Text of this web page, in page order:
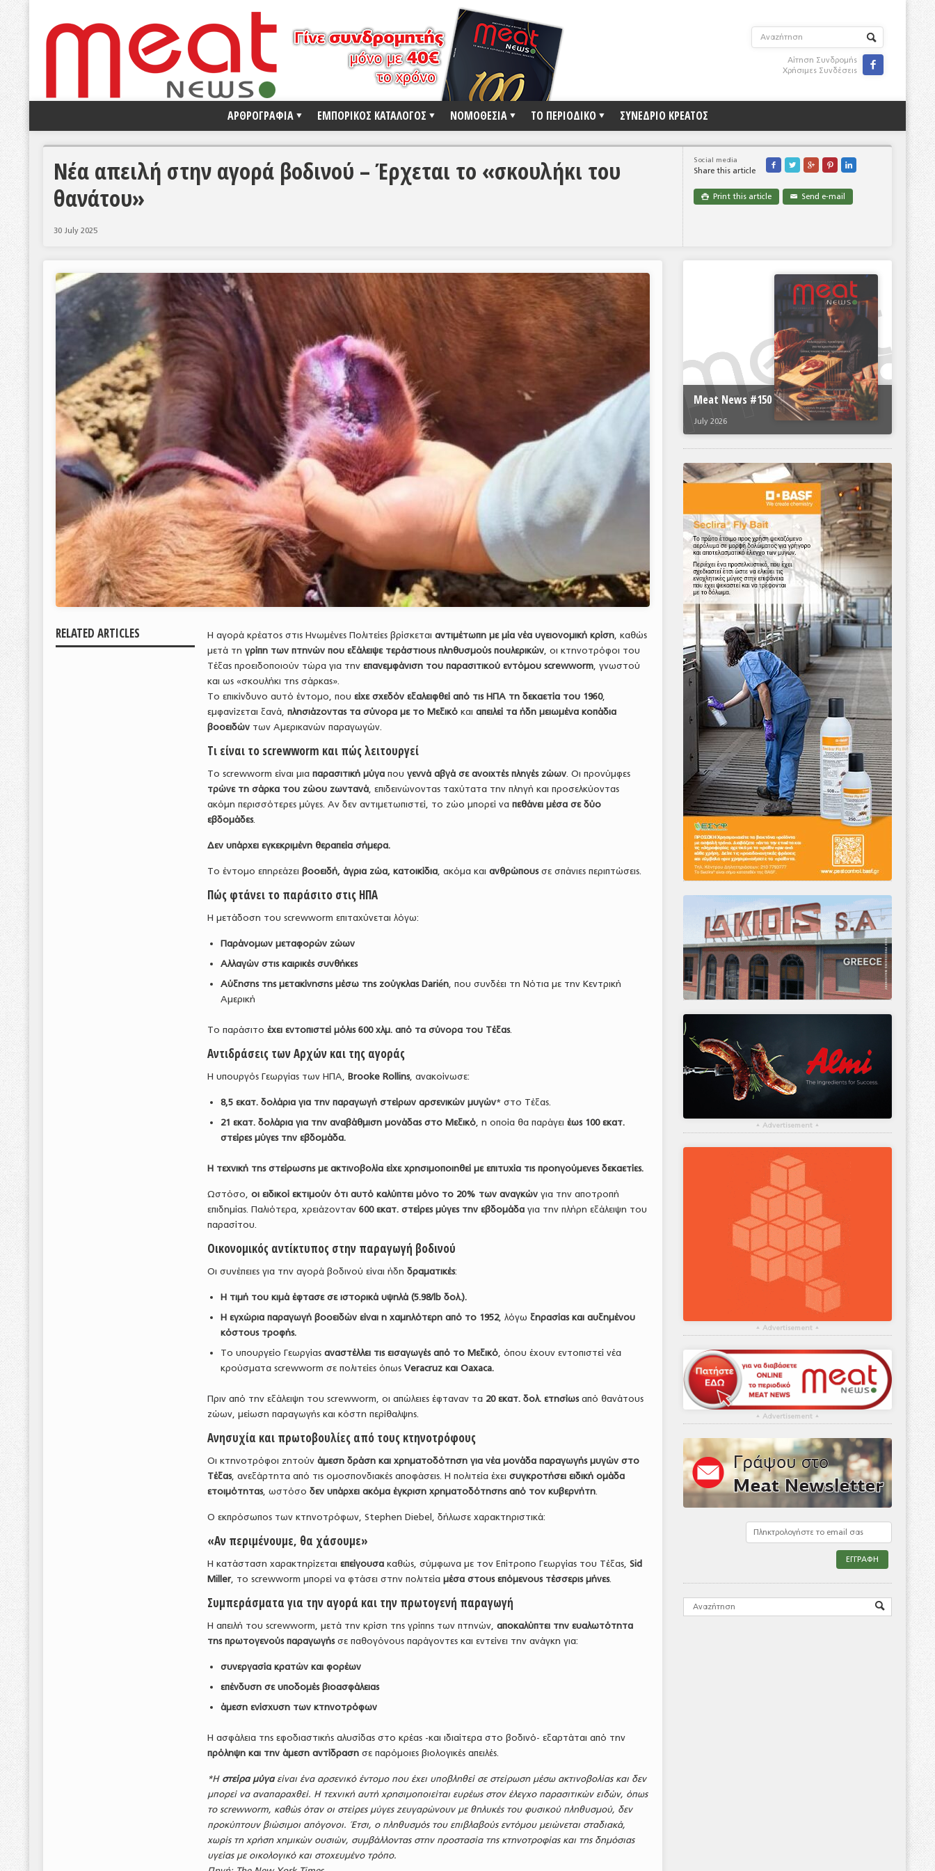
Αίτηση Συνδρομής
Χρήσιμες Συνδέσεις

ΑΡΘΡΟΓΡΑΦΙΑ ΕΜΠΟΡΙΚΟΣ ΚΑΤΑΛΟΓΟΣ ΝΟΜΟΘΕΣΙΑ ΤΟ ΠΕΡΙΟΔΙΚΟ ΣΥΝΕΔΡΙΟ ΚΡΕΑΤΟΣ
Social media
Share this article
    
 Print this article ✉ Send e-mail
Νέα απειλή στην αγορά βοδινού – Έρχεται το «σκουλήκι του
θανάτου»
30 July 2025
RELATED ARTICLES Η αγορά κρέατος στις Ηνωμένες Πολιτείες βρίσκεταιαντιμέτωπη με μία νέα υγειονομική κρίση, καθώς
μετά τηγρίπη των πτηνών που εξάλειψε τεράστιους πληθυσμούς πουλερικών, οι κτηνοτρόφοι του
Τέξας προειδοποιούν τώρα για τηνεπανεμφάνιση του παρασιτικού εντόμου screwworm, γνωστού
και ως «σκουλήκι της σάρκας».
Το επικίνδυνο αυτό έντομο, πουείχε σχεδόν εξαλειφθεί από τις ΗΠΑ τη δεκαετία του 1960,
εμφανίζεται ξανά,πλησιάζοντας τα σύνορα με το Μεξικό καιαπειλεί τα ήδη μειωμένα κοπάδια
βοοειδών των Αμερικανών παραγωγών.
Τι είναι το screwworm και πώς λειτουργεί
Το screwworm είναι μιαπαρασιτική μύγα πουγεννά αβγά σε ανοιχτές πληγές ζώων. Οι προνύμφες
τρώνε τη σάρκα του ζώου ζωντανά, επιδεινώνοντας ταχύτατα την πληγή και προσελκύοντας
ακόμη περισσότερες μύγες. Αν δεν αντιμετωπιστεί, το ζώο μπορεί ναπεθάνει μέσα σε δύο
εβδομάδες.
Δεν υπάρχει εγκεκριμένη θεραπεία σήμερα.
Το έντομο επηρεάζειβοοειδή, άγρια ζώα, κατοικίδια, ακόμα καιανθρώπουςσε σπάνιες περιπτώσεις.
Πώς φτάνει το παράσιτο στις ΗΠΑ
Η μετάδοση του screwworm επιταχύνεται λόγω:
Παράνομων μεταφορών ζώων
Αλλαγών στις καιρικές συνθήκες
Αύξησης της μετακίνησης μέσω της ζούγκλας Darién, που συνδέει τη Νότια με την Κεντρική
Αμερική
Το παράσιτοέχει εντοπιστεί μόλις 600 χλμ. από τα σύνορα του Τέξας.
Αντιδράσεις των Αρχών και της αγοράς
Η υπουργός Γεωργίας των ΗΠΑ, Brooke Rollins, ανακοίνωσε:
8,5 εκατ. δολάρια για την παραγωγή στείρων αρσενικών μυγών* στο Τέξας.
21 εκατ. δολάρια για την αναβάθμιση μονάδας στο Μεξικό, η οποία θα παράγειέως 100 εκατ.
στείρες μύγες την εβδομάδα.
Η τεχνική της στείρωσης με ακτινοβολία είχε χρησιμοποιηθεί με επιτυχία τις προηγούμενες δεκαετίες.
Ωστόσο,οι ειδικοί εκτιμούν ότι αυτό καλύπτει μόνο το 20% των αναγκών για την αποτροπή
επιδημίας. Παλιότερα, χρειάζονταν600 εκατ. στείρες μύγες την εβδομάδα για την πλήρη εξάλειψη του
παρασίτου.
Οικονομικός αντίκτυπος στην παραγωγή βοδινού
Οι συνέπειες για την αγορά βοδινού είναι ήδηδραματικές:
Η τιμή του κιμά έφτασε σε ιστορικά υψηλά (5.98/lb δολ.).
Η εγχώρια παραγωγή βοοειδών είναι η χαμηλότερη από το 1952, λόγωξηρασίας και αυξημένου
κόστους τροφής.
Το υπουργείο Γεωργίαςαναστέλλει τις εισαγωγές από το Μεξικό, όπου έχουν εντοπιστεί νέα
κρούσματα screwworm σε πολιτείες όπωςVeracruz και Oaxaca.
Πριν από την εξάλειψη του screwworm, οι απώλειες έφταναν τα 20 εκατ. δολ. ετησίωςαπό θανάτους
ζώων, μείωση παραγωγής και κόστη περίθαλψης.
Ανησυχία και πρωτοβουλίες από τους κτηνοτρόφους
Οι κτηνοτρόφοι ζητούνάμεση δράση και χρηματοδότηση για νέα μονάδα παραγωγής μυγών στο
Τέξας, ανεξάρτητα από τις ομοσπονδιακές αποφάσεις. Η πολιτεία έχεισυγκροτήσει ειδική ομάδα
ετοιμότητας, ωστόσοδεν υπάρχει ακόμα έγκριση χρηματοδότησης από τον κυβερνήτη.
Ο εκπρόσωπος των κτηνοτρόφων, Stephen Diebel, δήλωσε χαρακτηριστικά:
«Αν περιμένουμε, θα χάσουμε»
Η κατάσταση χαρακτηρίζεταιεπείγουσα καθώς, σύμφωνα με τον Επίτροπο Γεωργίας του Τέξας,Sid
Miller, το screwworm μπορεί να φτάσει στην πολιτείαμέσα στους επόμενους τέσσερις μήνες.
Συμπεράσματα για την αγορά και την πρωτογενή παραγωγή
Η απειλή του screwworm, μετά την κρίση της γρίπης των πτηνών,αποκαλύπτει την ευαλωτότητα
της πρωτογενούς παραγωγήςσε παθογόνους παράγοντες και εντείνει την ανάγκη για:
συνεργασία κρατών και φορέων
επένδυση σε υποδομές βιοασφάλειας
άμεση ενίσχυση των κτηνοτρόφων
Η ασφάλεια της εφοδιαστικής αλυσίδας στο κρέας -και ιδιαίτερα στο βοδινό- εξαρτάται από την
πρόληψη και την άμεση αντίδραση σε παρόμοιες βιολογικές απειλές.
*Η στείρα μύγαείναι ένα αρσενικό έντομο που έχει υποβληθεί σε στείρωση μέσω ακτινοβολίας και δεν
μπορεί να αναπαραχθεί. Η τεχνική αυτή χρησιμοποιείται ευρέως στον έλεγχο παρασιτικών ειδών, όπως
το screwworm, καθώς όταν οι στείρες μύγες ζευγαρώνουν με θηλυκές του φυσικού πληθυσμού, δεν
προκύπτουν βιώσιμοι απόγονοι. Έτσι, ο πληθυσμός του επιβλαβούς εντόμου μειώνεται σταδιακά,
χωρίς τη χρήση χημικών ουσιών, συμβάλλοντας στην προστασία της κτηνοτροφίας και της δημόσιας
υγείας με οικολογικό και στοχευμένο τρόπο.
Meat News #150
July 2026
▴ Advertisement ▴
▴ Advertisement ▴
▴ Advertisement ▴